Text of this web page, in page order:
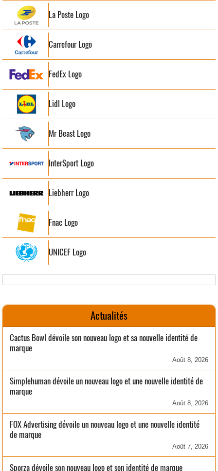
La Poste Logo
Carrefour Logo
FedEx Logo
Lidl Logo
Mr Beast Logo
InterSport Logo
Liebherr Logo
Fnac Logo
UNICEF Logo
Actualités
Cactus Bowl dévoile son nouveau logo et sa nouvelle identité de
marque
Août 8, 2026
Simplehuman dévoile un nouveau logo et une nouvelle identité de
marque
Août 8, 2026
FOX Advertising dévoile un nouveau logo et une nouvelle identité
de marque
Août 7, 2026
Sporza dévoile son nouveau logo et son identité de marque